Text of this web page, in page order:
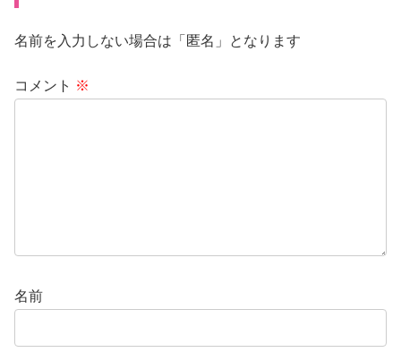
名前を入力しない場合は「匿名」となります
コメント ※
名前